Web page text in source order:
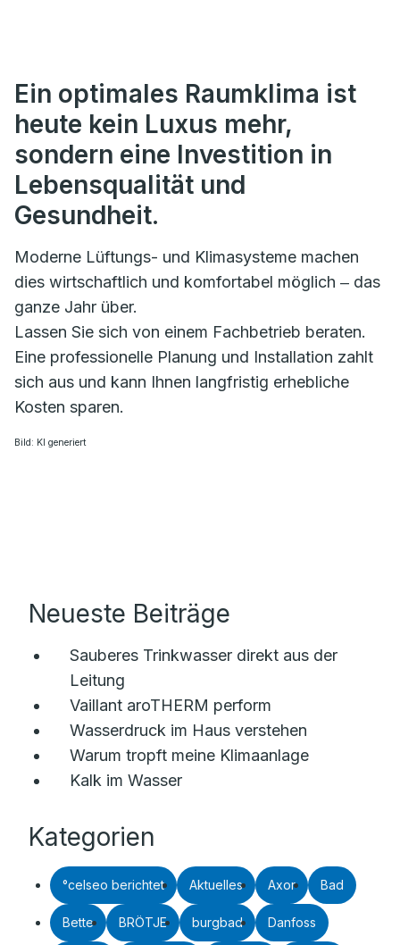
Ein optimales Raumklima ist
heute kein Luxus mehr,
sondern eine Investition in
Lebensqualität und
Gesundheit.
Moderne Lüftungs- und Klimasysteme machen
dies wirtschaftlich und komfortabel möglich ‒ das
ganze Jahr über.
Lassen Sie sich von einem Fachbetrieb beraten.
Eine professionelle Planung und Installation zahlt
sich aus und kann Ihnen langfristig erhebliche
Kosten sparen.
Bild: KI generiert
Neueste Beiträge
Sauberes Trinkwasser direkt aus der
Leitung
Vaillant aroTHERM perform
Wasserdruck im Haus verstehen
Warum tropft meine Klimaanlage
Kalk im Wasser
Kategorien
°celseo berichtet Aktuelles Axor Bad
Bette BRÖTJE burgbad Danfoss